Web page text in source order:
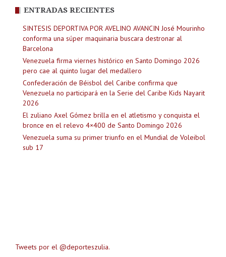
ENTRADAS RECIENTES
SINTESIS DEPORTIVA POR AVELINO AVANCIN José Mourinho
conforma una súper maquinaria buscara destronar al
Barcelona
Venezuela firma viernes histórico en Santo Domingo 2026
pero cae al quinto lugar del medallero
Confederación de Béisbol del Caribe confirma que
Venezuela no participará en la Serie del Caribe Kids Nayarit
2026
El zuliano Axel Gómez brilla en el atletismo y conquista el
bronce en el relevo 4×400 de Santo Domingo 2026
Venezuela suma su primer triunfo en el Mundial de Voleibol
sub 17
Tweets por el @deporteszulia.